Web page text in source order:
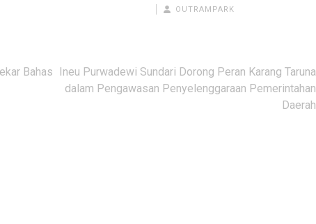
OUTRAMPARK
Bahas
Ineu Purwadewi Sundari Dorong Peran Karang Taruna
dalam Pengawasan Penyelenggaraan Pemerintahan
Daerah